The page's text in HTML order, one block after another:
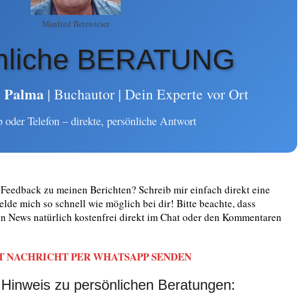
Manfred Betzwieser
BERATUNG
| Buchautor | Dein Experte vor Ort
oder Telefon – direkte, persönliche Antwort
zu meinen Berichten? Schreib mir einfach direkt eine
mich so schnell wie möglich bei dir! Bitte beachte, dass
News natürlich kostenfrei direkt im Chat oder den Kommentaren
NACHRICHT PER WHATSAPP SENDEN
zu persönlichen Beratungen: